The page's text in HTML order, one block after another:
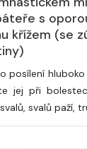
s
křížem (se
posílení
jej při
svalů paží,